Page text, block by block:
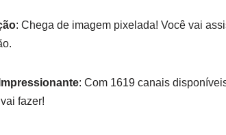
: Chega de imagem pixelada! Você vai
: Com 1619 canais
fazer!